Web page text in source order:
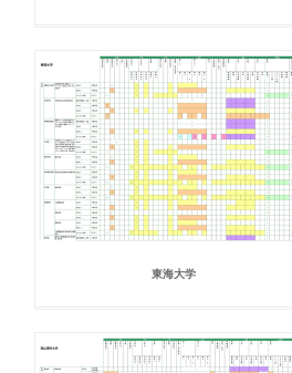
東海大学